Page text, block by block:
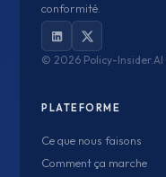
conformité.
© 2026 Policy-Insider.AI
PLATEFORME
Ce que nous faisons
Comment ça marche